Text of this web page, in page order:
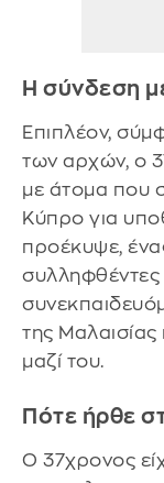
Η σύνδεση
Επιπλέον,
των αρχών, ο
με άτομα που
Κύπρο για
προέκυψε,
της Μαλαισίας
μαζί του.
Πότε ήρθε
Ο 37χρονος